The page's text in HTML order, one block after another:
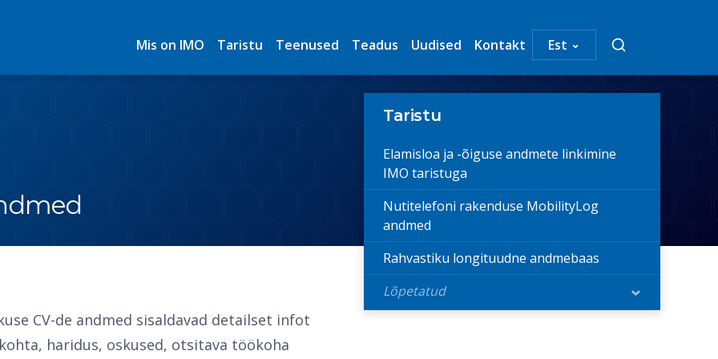
mobiilsusobservatoorium
Mis on IMO Taristu Teenused Teadus Uudised Kontakt Est ⌄
Taristu
Elamisloa ja -õiguse andmete linkimine
IMO taristuga
Nutitelefoni rakenduse MobilityLog
andmed
Rahvastiku longituudne andmebaas
Lõpetatud
›
CV-de andmed sisaldavad detailset infot
haridus, oskused, otsitava töökoha